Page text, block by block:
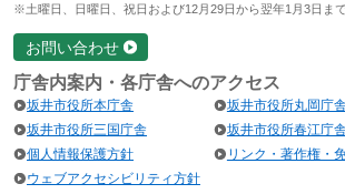
※土曜日、日曜日、祝日および12月29日から翌年1月3日ま
お問い合わせ
庁舎内案内・各庁舎へのアクセス
坂井市役所本庁舎
坂井市役所丸岡庁
坂井市役所三国庁舎
坂井市役所春江庁
個人情報保護方針
リンク・著作権・
ウェブアクセシビリティ方針